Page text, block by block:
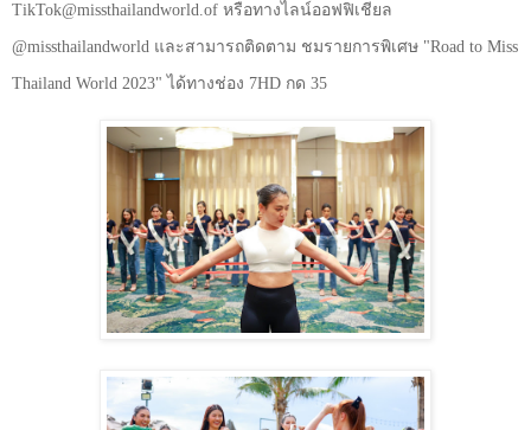
TikTok@missthailandworld.of หรือทางไลน์ออฟฟิเชียล
@missthailandworld และสามารถติดตาม ชมรายการพิเศษ "Road to Miss
Thailand World 2023" ได้ทางช่อง 7HD กด 35